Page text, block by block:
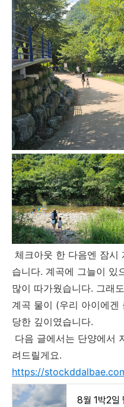
체크아웃 한 다음엔 잠시
습니다. 계곡에 그늘이 있
많이 따가웠습니다. 그래
계곡 물이 (우리 아이에겐
당한 깊이였습니다.
다음 글에서는 단양에서
려드릴게요.
https://